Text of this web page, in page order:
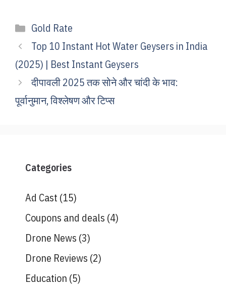
Categories
Gold Rate
Top 10 Instant Hot Water Geysers in India
(2025) | Best Instant Geysers
दीपावली 2025 तक सोने और चांदी के भाव:
पूर्वानुमान, विश्लेषण और टिप्स
Categories
Ad Cast (15)
Coupons and deals (4)
Drone News (3)
Drone Reviews (2)
Education (5)